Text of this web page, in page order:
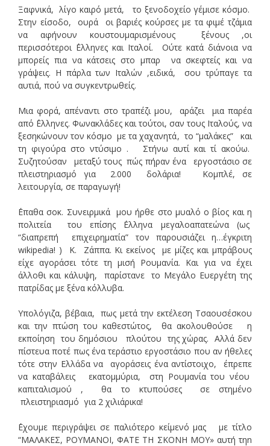
Ξαφνικά, λίγο καιρό μετά, το ξενοδοχείο γέμισε κόσμο.
Στην είσοδο, ουρά οι βαριές κούρσες με τα φιμέ τζάμια
να αφήνουν κουστουμαρισμένους ξένους ,οι
περισσότεροι ΄Ελληνες και Ιταλοί. Ούτε κατά διάνοια να
μπορείς πια να κάτσεις στο μπαρ να σκεφτείς και να
γράψεις. Η πάρλα των Ιταλών ,ειδικά, σου τρύπαγε τα
αυτιά, πού να συγκεντρωθείς.
Μια φορά, απέναντι στο τραπέζι μου, αράζει μια παρέα
από ΄Ελληνες. Φωνακλάδες και τούτοι, σαν τους Ιταλούς, να
ξεσηκώνουν τον κόσμο με τα χαχανητά, το “μαλάκες” και
τη φιγούρα στο ντύσιμο . Στήνω αυτί και τί ακούω.
Συζητούσαν μεταξύ τους πώς πήραν ένα εργοστάσιο σε
πλειστηριασμό για 2.000 δολάρια! Κομπλέ, σε
λειτουργία, σε παραγωγή!
΄Επαθα σοκ. Συνειρμικά μου ήρθε στο μυαλό ο βίος και η
πολιτεία του επίσης ΄Ελληνα μεγαλοαπατεώνα (ως
“διαπρεπή επιχειρηματία” τον παρουσιάζει η…έγκριτη
wikipedia! ) Κ. Ζάππα. Κι εκείνος με μίζες και μπράβους
είχε αγοράσει τότε τη μισή Ρουμανία. Και για να έχει
άλλοθι και κάλυψη, παρίστανε το Μεγάλο Ευεργέτη της
πατρίδας με ξένα κόλλυβα.
Υπολόγιζα, βέβαια, πως μετά την εκτέλεση Τσαουσέσκου
και την πτώση του καθεστώτος, θα ακολουθούσε η
εκποίηση του δημόσιου πλούτου της χώρας. Αλλά δεν
πίστευα ποτέ πως ένα τεράστιο εργοστάσιο που αν ήθελες
τότε στην Ελλάδα να αγοράσεις ένα αντίστοιχο, έπρεπε
να καταβάλεις εκατομμύρια, στη Ρουμανία του νέου
καπιταλισμού , θα το κτυπούσες σε στημένο
πλειστηριασμό για 2 χιλιάρικα!
΄Εχουμε περιγράψει σε παλιότερο κείμενό μας με τίτλο
“ΜΑΛΑΚΕΣ, ΡΟΥΜΑΝΟΙ, ΦΑΤΕ ΤΗ ΣΚΟΝΗ ΜΟΥ» αυτή τηn